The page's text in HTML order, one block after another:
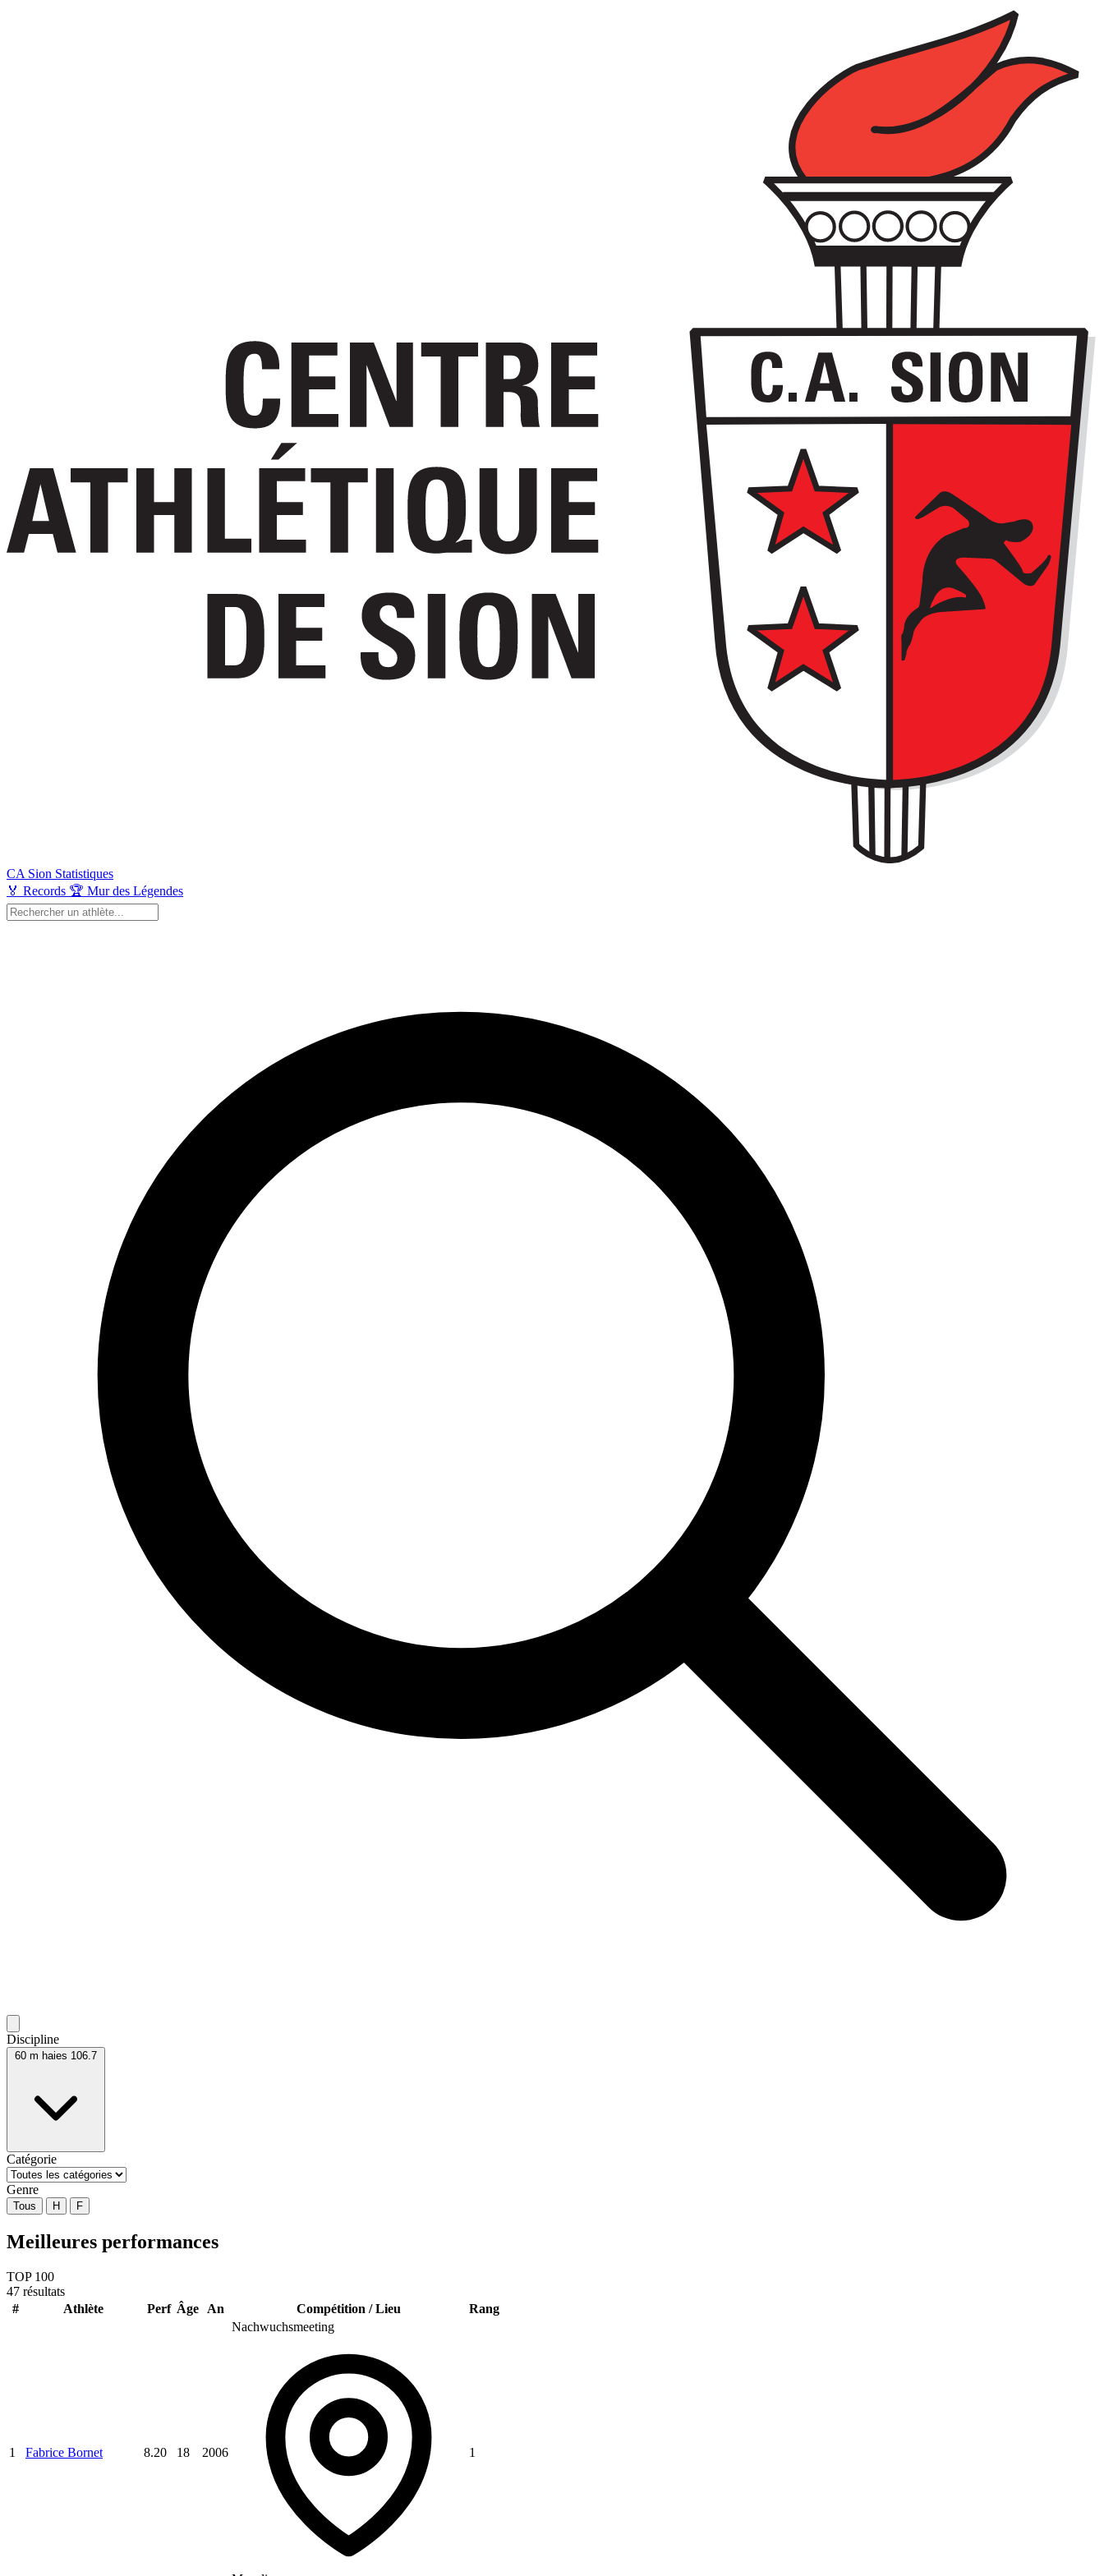
CA Sion Statistiques
🏅 Records 🏆 Mur des Légendes
Discipline
60 m haies 106.7
Catégorie
Genre
Tous H F
Meilleures performances
TOP 100
47 résultats
#
Athlète Perf Âge An Compétition / Lieu Rang
1 Fabrice Bornet 8.20 18 2006
Nachwuchsmeeting
1